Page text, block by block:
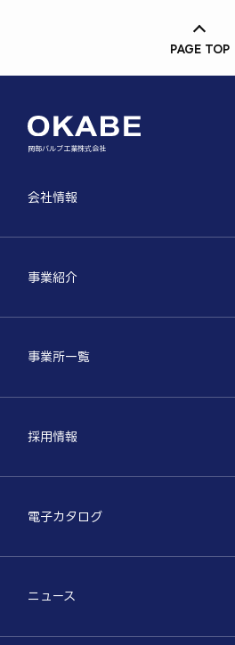
PAGE TOP
岡部バルブ工業株式会社
会社情報
事業紹介
事業所一覧
採用情報
電子カタログ
ニュース